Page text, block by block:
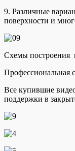
9. Различные
поверхности и
Схемы построения
Профессиональная
Все купившие
поддержки в